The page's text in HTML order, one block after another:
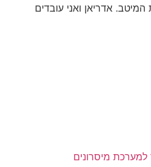
אדריאן ואני עובדים
למערכת מיסרונים